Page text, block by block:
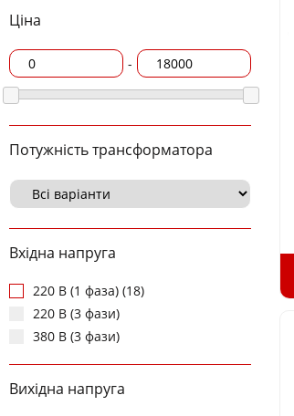
Ціна
-
Потужність трансформатора
Вхідна напруга
220 В (1 фаза) (18)
220 В (3 фази)
380 В (3 фази)
Вихідна напруга